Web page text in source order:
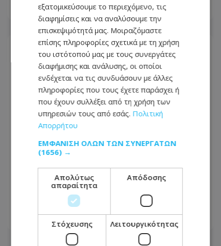
07.08.2026 - 09:49
Μακελειό στην Ταϊλάνδη: Μαθητής
άνοιξε πυρ σε σχολείο, αναφορές για
πολλούς νεκρούς
07.08.2026 - 07:49
εξατομικεύσουμε το περιεχόμενο, τις
διαφημίσεις και να αναλύσουμε την
επισκεψιμότητά μας. Μοιραζόμαστε
επίσης πληροφορίες σχετικά με τη χρήση
του ιστότοπού μας με τους συνεργάτες
διαφήμισης και ανάλυσης, οι οποίοι
ενδέχεται να τις συνδυάσουν με άλλες
πληροφορίες που τους έχετε παράσχει ή
που έχουν συλλέξει από τη χρήση των
υπηρεσιών τους από εσάς. Πολιτική
Απορρήτου
ΕΜΦΆΝΙΣΗ ΌΛΩΝ ΤΩΝ ΣΥΝΕΡΓΑΤΏΝ
(1656) →
Απολύτως
απαραίτητα
Απόδοσης
Στόχευσης Λειτουργικότητας